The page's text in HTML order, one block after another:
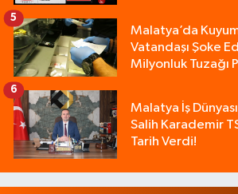
Malatya’da
Vatandaşı Şoke
Milyonluk Tuzağı
5
Malatya İş
Salih Karademir
Tarih Verdi!
6